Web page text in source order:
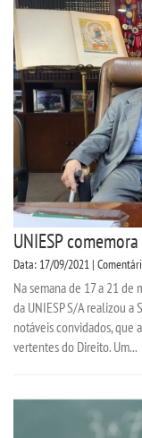
UNIESP
Data: 17/09/2021 |
Na semana de 17 a 21 de
da UNIESP S/A realizou a
notáveis convidados, que
vertentes do Direito. Um...